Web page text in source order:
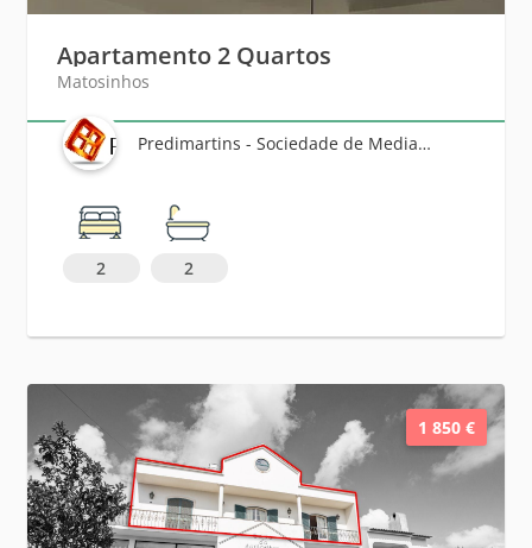
Apartamento 2 Quartos
Matosinhos
Predimartins - Sociedade de Mediação Imobiliária, Lda
2 2
1 850 €